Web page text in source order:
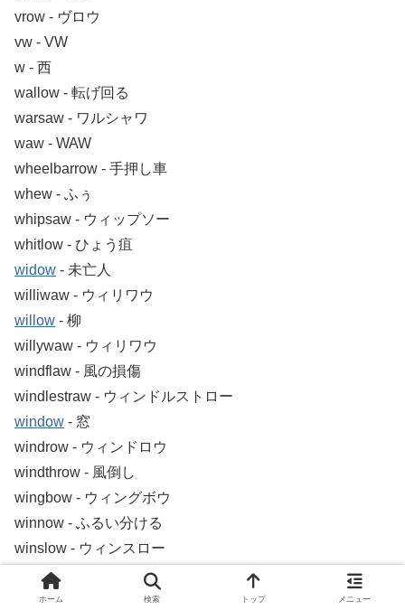
vrow ‐ ヴロウ
vw ‐ VW
w ‐ 西
wallow ‐ 転げ回る
warsaw ‐ ワルシャワ
waw ‐ WAW
wheelbarrow ‐ 手押し車
whew ‐ ふぅ
whipsaw ‐ ウィップソー
whitlow ‐ ひょう疽
widow ‐ 未亡人
williwaw ‐ ウィリワウ
willow ‐ 柳
willywaw ‐ ウィリワウ
windflaw ‐ 風の損傷
windlestraw ‐ ウィンドルストロー
window ‐ 窓
windrow ‐ ウィンドロウ
windthrow ‐ 風倒し
wingbow ‐ ウィングボウ
winnow ‐ ふるい分ける
winslow ‐ ウィンスロー
wiredraw ‐ ワイヤードロー
wiredrew ‐ ワイヤードリュー
ホーム 検索 トップ メニュー